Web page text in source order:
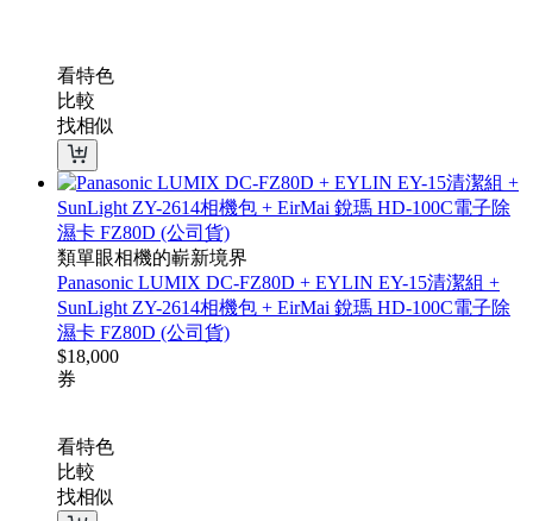
看特色
比較
找相似
類單眼相機的嶄新境界
Panasonic LUMIX DC-FZ80D + EYLIN EY-15清潔組 +
SunLight ZY-2614相機包 + EirMai 銳瑪 HD-100C電子除
濕卡 FZ80D (公司貨)
$18,000
券
看特色
比較
找相似